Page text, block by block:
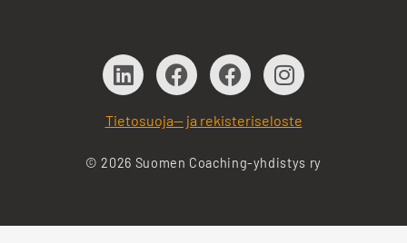
Tietosuoja— ja rekisteriseloste
© 2026 Suomen Coaching-yhdistys ry